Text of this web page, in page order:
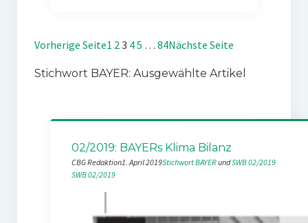
Vorherige Seite1 23 45 … 84Nächste Seite
Stichwort BAYER: Ausgewählte Artikel
02/2019: BAYERs Klima Bilanz
CBG Redaktion1. April 2019Stichwort BAYER und SWB 02/2019
SWB 02/2019